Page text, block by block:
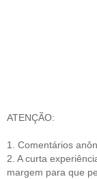
ATENÇÃO:
1. Comentários
2. A curta
margem para que